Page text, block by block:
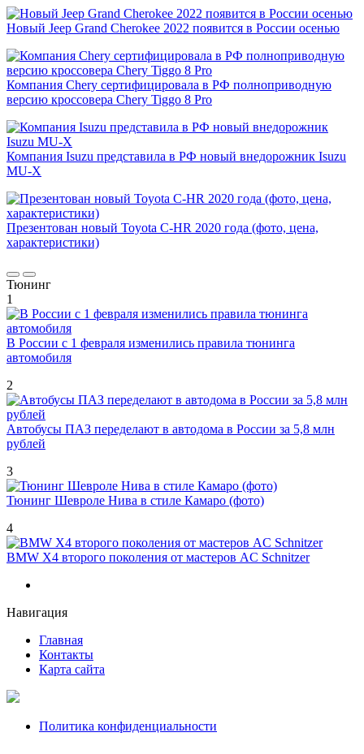
Новый Jeep Grand Cherokee 2022 появится в России осенью
Компания Chery сертифицировала в РФ полноприводную
версию кроссовера Chery Tiggo 8 Pro
Компания Isuzu представила в РФ новый внедорожник Isuzu
MU-X
Презентован новый Toyota C-HR 2020 года (фото, цена,
характеристики)
Тюнинг
1
В России с 1 февраля изменились правила тюнинга
автомобиля
2
Автобусы ПАЗ переделают в автодома в России за 5,8 млн
рублей
3
Тюнинг Шевроле Нива в стиле Камаро (фото)
4
BMW X4 второго поколения от мастеров AC Schnitzer
Навигация
Главная
Контакты
Карта сайта
Политика конфиденциальности